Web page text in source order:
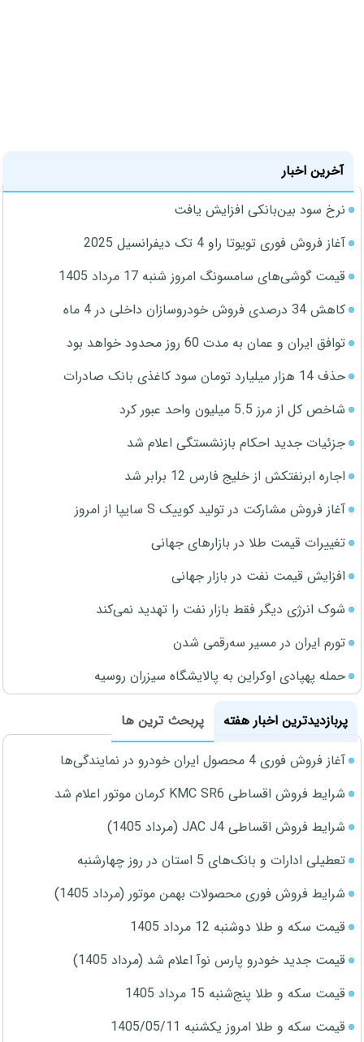
آخرین اخبار
نرخ سود بین‌بانکی افزایش یافت
آغاز فروش فوری تویوتا راو 4 تک دیفرانسیل 2025
قیمت گوشی‌های سامسونگ امروز شنبه 17 مرداد 1405
کاهش 34 درصدی فروش خودروسازان داخلی در 4 ماه
توافق ایران و عمان به مدت 60 روز محدود خواهد بود
حذف 14 هزار میلیارد تومان سود کاغذی بانک صادرات
شاخص کل از مرز 5.5 میلیون واحد عبور کرد
جزئیات جدید احکام بازنشستگی اعلام شد
اجاره ابرنفتکش از خلیج فارس 12 برابر شد
آغاز فروش مشارکت در تولید کوییک S سایپا از امروز
تغییرات قیمت طلا در بازارهای جهانی
افزایش قیمت نفت در بازار جهانی
شوک انرژی دیگر فقط بازار نفت را تهدید نمی‌کند
تورم ایران در مسیر سه‌رقمی شدن
حمله پهپادی اوکراین به پالایشگاه سیزران روسیه
پربازدیدترین اخبار هفته
پربحث ترین ها
آغاز فروش فوری 4 محصول ایران خودرو در نمایندگی‌ها
شرایط فروش اقساطی KMC SR6 کرمان موتور اعلام شد
شرایط فروش اقساطی JAC J4 (مرداد 1405)
تعطیلی ادارات و بانک‌های 5 استان در روز چهارشنبه
شرایط فروش فوری محصولات بهمن موتور (مرداد 1405)
قیمت سکه و طلا دوشنبه 12 مرداد 1405
قیمت جدید خودرو پارس نوآ اعلام شد (مرداد 1405)
قیمت سکه و طلا پنج‌شنبه 15 مرداد 1405
قیمت سکه و طلا امروز یکشنبه 1405/05/11